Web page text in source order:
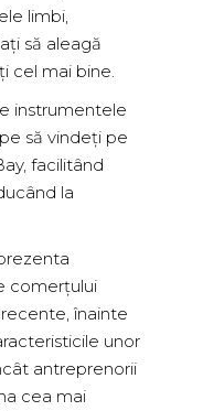
limbi,
să aleagă
cel mai bine.
instrumentele
să vindeți pe
facilitând
la
comerțului
înainte
unor
antreprenorii
cea mai